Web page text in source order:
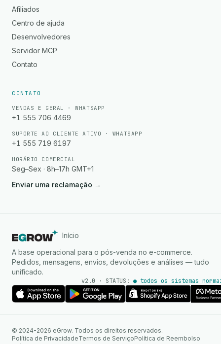
Afiliados
Centro de ajuda
Desenvolvedores
Servidor MCP
Contato
CONTATO
VENDAS E GERAL · WHATSAPP
+1 555 706 4469
SUPORTE AO CLIENTE ATIVO · WHATSAPP
+1 555 719 6197
HORÁRIO COMERCIAL
Seg–Sex · 8h–17h GMT+1
Enviar uma reclamação →
Início
A base operacional para o pós-venda no e-commerce.
Pedidos, mensagens, envios, devoluções e análises — tudo
unificado.
v2.0 · STATUS: ● todos os sistemas
© 2024-2026 eGrow. Todos os direitos reservados.
Política de PrivacidadeTermos de ServiçoPolítica de Reembolso
WhatsApp